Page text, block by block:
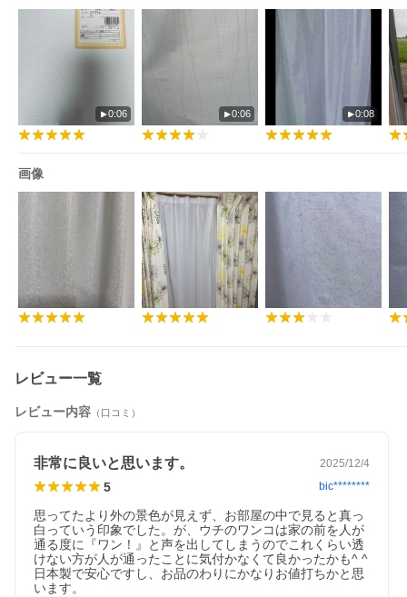
リネンカーテン100幅
レイヤードカーテン100
花柄カーテン100幅
冷感寝具特集はこちら
オールシーズン使える敷きパッドはこちら
綿混素材のやさしいラグはこちら
0:06 0:06 0:08
画像
レビュー一覧
レビュー内容 （口コミ）
非常に良いと思います。 2025/12/4
5 bic********
思ってたより外の景色が見えず、お部屋の中で見ると真っ
白っていう印象でした。が、ウチのワンコは家の前を人が
通る度に『ワン！』と声を出してしまうのでこれくらい透
けない方が人が通ったことに気付かなくて良かったかも^ ^
日本製で安心ですし、お品のわりにかなりお値打ちかと思
います。